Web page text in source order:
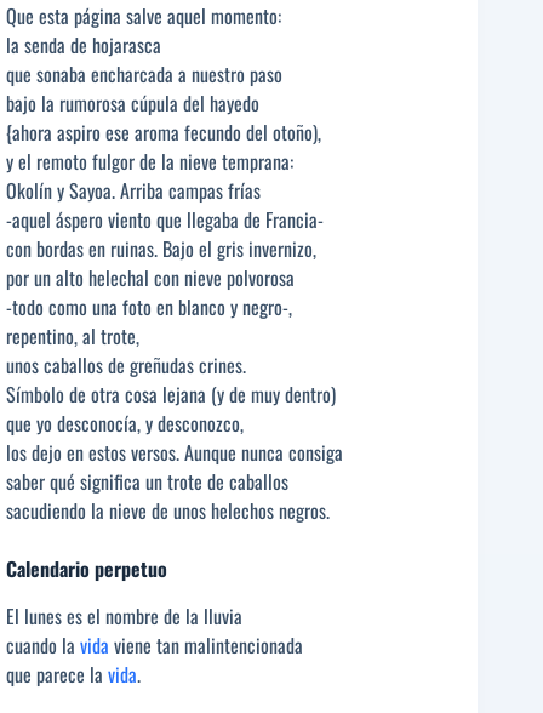
Que esta página salve aquel momento:
la senda de hojarasca
que sonaba encharcada a nuestro paso
bajo la rumorosa cúpula del hayedo
{ahora aspiro ese aroma fecundo del otoño),
y el remoto fulgor de la nieve temprana:
Okolín y Sayoa. Arriba campas frías
-aquel áspero viento que llegaba de Francia-
con bordas en ruinas. Bajo el gris invernizo,
por un alto helechal con nieve polvorosa
-todo como una foto en blanco y negro-,
repentino, al trote,
unos caballos de greñudas crines.
Símbolo de otra cosa lejana (y de muy dentro)
que yo desconocía, y desconozco,
los dejo en estos versos. Aunque nunca consiga
saber qué significa un trote de caballos
sacudiendo la nieve de unos helechos negros.
Calendario perpetuo
El lunes es el nombre de la lluvia
cuando la vida viene tan malintencionada
que parece la vida.